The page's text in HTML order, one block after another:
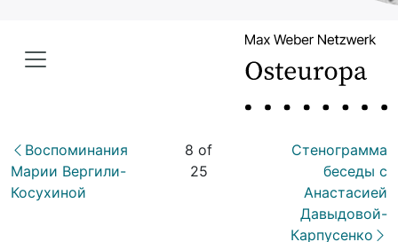
Воспоминания
Марии Вергили-
Косухиной
8 of
25
Стенограмма
беседы с
Анастасией
Давыдовой-
Карпусенко